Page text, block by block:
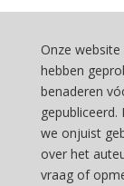
Onze
hebben
benaderen
we onjuist
over het
vraag of